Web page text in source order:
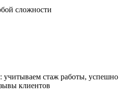
сложности
стаж работы, успешно
клиентов